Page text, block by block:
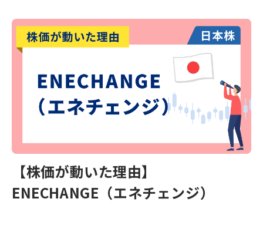
【株価が動いた理由】
ENECHANGE（エネチェンジ）